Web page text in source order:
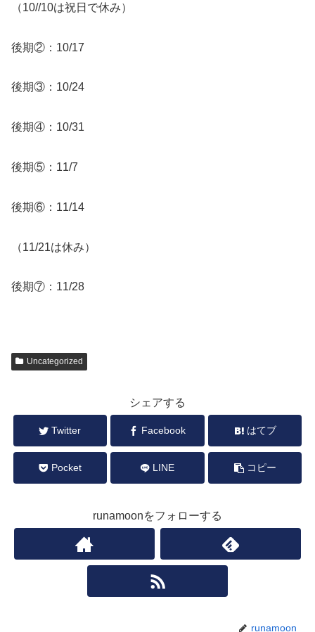
（10//10は祝日で休み）
後期②：10/17
後期③：10/24
後期④：10/31
後期⑤：11/7
後期⑥：11/14
（11/21は休み）
後期⑦：11/28
Uncategorized
シェアする
Twitter Facebook はてブ
Pocket LINE コピー
runamoonをフォローする
runamoon